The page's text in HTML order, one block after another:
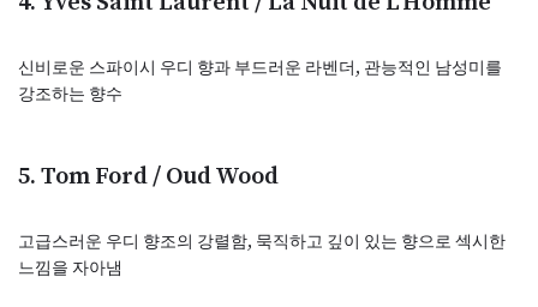
신비로운 스파이시 우디 향과 부드러운 라벤더, 관능적인 남성미를
강조하는 향수
5. Tom Ford / Oud Wood
고급스러운 우디 향조의 강렬함, 묵직하고 깊이 있는 향으로 섹시한
느낌을 자아냄